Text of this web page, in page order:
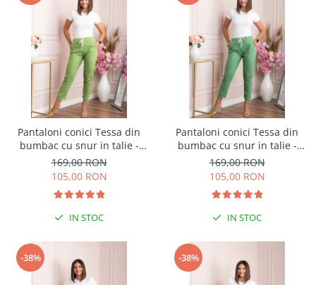
Pantaloni conici Tessa din
bumbac cu snur in talie -
Verde praz
169,00 RON
105,00 RON
IN STOC
Pantaloni conici Tessa din
bumbac cu snur in talie -
Verde fistic
169,00 RON
105,00 RON
IN STOC
-38% -38%